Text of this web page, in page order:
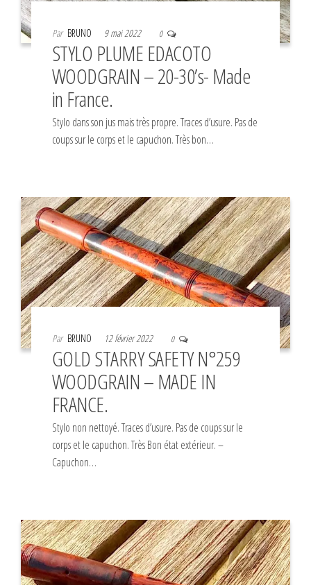
Par BRUNO 9 mai 2022 0
STYLO PLUME EDACOTO
WOODGRAIN – 20-30’s- Made
in France.
Stylo dans son jus mais très propre. Traces d’usure. Pas de
coups sur le corps et le capuchon. Très bon…
Par BRUNO 12 février 2022 0
GOLD STARRY SAFETY N°259
WOODGRAIN – MADE IN
FRANCE.
Stylo non nettoyé. Traces d’usure. Pas de coups sur le
corps et le capuchon. Très Bon état extérieur. –
Capuchon…